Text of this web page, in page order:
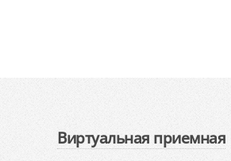
Виртуальная приемная